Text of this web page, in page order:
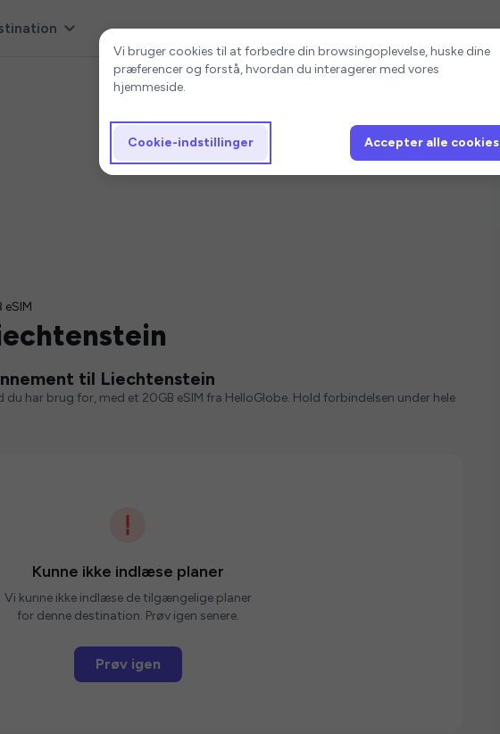
eSIM
til Liechtenstein
har brug for, med et 20GB eSIM fra HelloGlobe. Hold forbindelsen under hele
Kunne ikke indlæse planer
Vi kunne ikke indlæse de tilgængelige planer
for denne destination. Prøv igen senere.
Prøv igen
Cookie-indstillinger
Vi bruger cookies til at forbedre din browsingoplevelse, huske dine
præferencer og forstå, hvordan du interagerer med vores
hjemmeside.
Cookie-indstillinger Accepter alle cookies